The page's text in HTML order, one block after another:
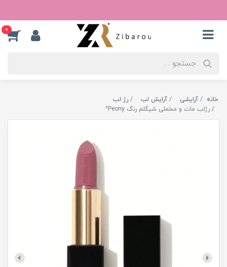
0
خانه آرایشی آرایش لب
رژ لب
رژلب مات و مخملی شیگلم رنگ Peony^